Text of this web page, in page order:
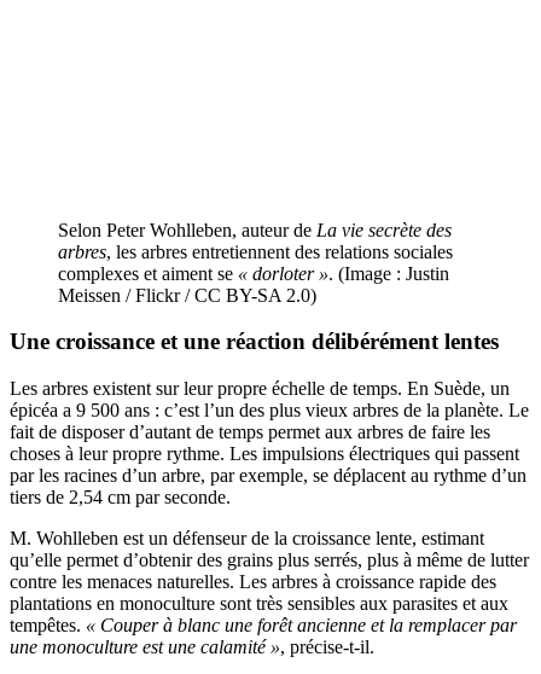
Selon Peter Wohlleben, auteur de La vie secrète des
arbres, les arbres entretiennent des relations sociales
complexes et aiment se « dorloter ». (Image : Justin
Meissen / Flickr / CC BY-SA 2.0)
Une croissance et une réaction délibérément lentes
Les arbres existent sur leur propre échelle de temps. En Suède, un
épicéa a 9 500 ans : c’est l’un des plus vieux arbres de la planète. Le
fait de disposer d’autant de temps permet aux arbres de faire les
choses à leur propre rythme. Les impulsions électriques qui passent
par les racines d’un arbre, par exemple, se déplacent au rythme d’un
tiers de 2,54 cm par seconde.
M. Wohlleben est un défenseur de la croissance lente, estimant
qu’elle permet d’obtenir des grains plus serrés, plus à même de lutter
contre les menaces naturelles. Les arbres à croissance rapide des
plantations en monoculture sont très sensibles aux parasites et aux
tempêtes. « Couper à blanc une forêt ancienne et la remplacer par
une monoculture est une calamité », précise-t-il.